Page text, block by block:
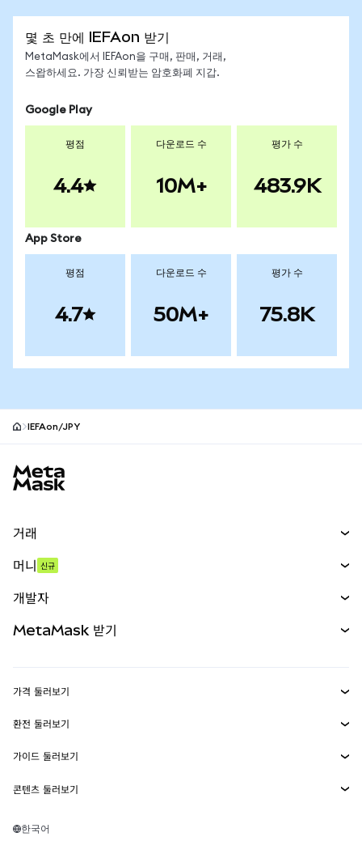
몇 초 만에 IEFAon 받기
MetaMask에서 IEFAon을 구매, 판매, 거래,
스왑하세요. 가장 신뢰받는 암호화폐 지갑.
Google Play
평점
4.4
다운로드 수
10M+
평가 수
483.9K
App Store
평점
4.7
다운로드 수
50M+
평가 수
75.8K
IEFAon/JPY
거래
무기한 선물
실물자산
머니 신규
개발자
MetaMask Connect
Snaps
웹3 서비스
MetaMask 받기
보안
고객 지원
채용
가격 둘러보기
이더리움 가격
솔라나 가격
테더 가격
환전 둘러보기
ETH를 USD로 환전
USDT를 INR로 환전
BTC를 INR로 환전
가이드 둘러보기
ETH 매수
콘텐츠 둘러보기
솔라나 지갑
한국어